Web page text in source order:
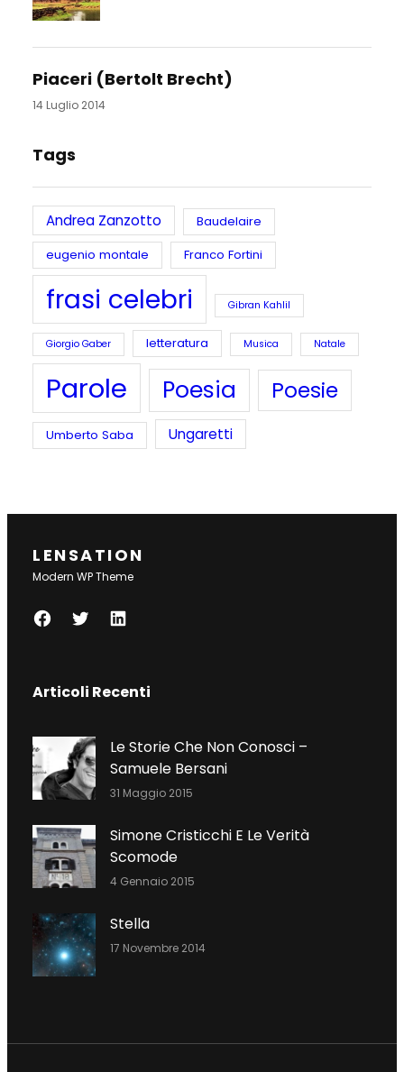
Piaceri (Bertolt Brecht)
14 Luglio 2014
Tags
Andrea Zanzotto
Baudelaire
eugenio montale
Franco Fortini
frasi celebri Gibran Kahlil
Giorgio Gaber letteratura Musica Natale
Parole Poesia Poesie
Umberto Saba Ungaretti
LENSATION
Modern WP Theme
F
E
O
O
K
T
T
E
R
L
K
N
Articoli Recenti
Le Storie Che Non Conosci –
Samuele Bersani
31 Maggio 2015
Simone Cristicchi E Le Verità
Scomode
4 Gennaio 2015
Stella
17 Novembre 2014